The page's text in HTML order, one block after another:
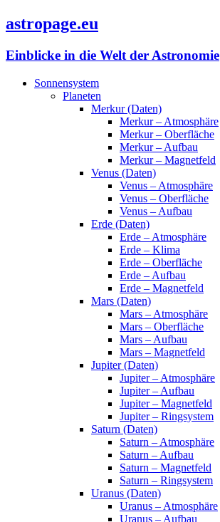
astropage.eu
Einblicke in die Welt der Astronomie
Sonnensystem
Planeten
Merkur (Daten)
Merkur – Atmosphäre
Merkur – Oberfläche
Merkur – Aufbau
Merkur – Magnetfeld
Venus (Daten)
Venus – Atmosphäre
Venus – Oberfläche
Venus – Aufbau
Erde (Daten)
Erde – Atmosphäre
Erde – Klima
Erde – Oberfläche
Erde – Aufbau
Erde – Magnetfeld
Mars (Daten)
Mars – Atmosphäre
Mars – Oberfläche
Mars – Aufbau
Mars – Magnetfeld
Jupiter (Daten)
Jupiter – Atmosphäre
Jupiter – Aufbau
Jupiter – Magnetfeld
Jupiter – Ringsystem
Saturn (Daten)
Saturn – Atmosphäre
Saturn – Aufbau
Saturn – Magnetfeld
Saturn – Ringsystem
Uranus (Daten)
Uranus – Atmosphäre
Uranus – Aufbau